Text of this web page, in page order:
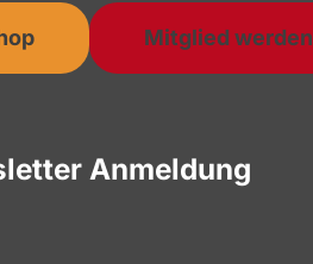
Mitglied werden
Anmeldung